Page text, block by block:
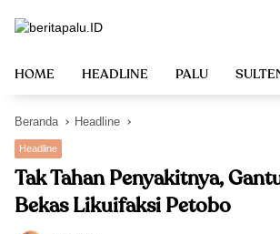
HOME HEADLINE PALU
Beranda Headline
Headline
Tak Tahan Penyakitnya,
Bekas Likuifaksi Petobo